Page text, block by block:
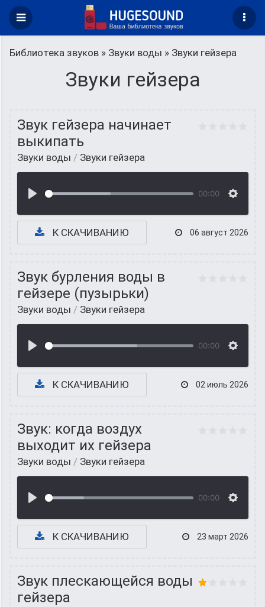
Библиотека звуков » Звуки воды » Звуки гейзера
Звуки гейзера
Звук гейзера начинает
выкипать
Звуки воды / Звуки гейзера
00:00
К СКАЧИВАНИЮ 06 август 2026
Звук бурления воды в
гейзере (пузырьки)
Звуки воды / Звуки гейзера
00:00
К СКАЧИВАНИЮ 02 июль 2026
Звук: когда воздух
выходит их гейзера
Звуки воды / Звуки гейзера
00:00
К СКАЧИВАНИЮ 23 март 2026
Звук плескающейся воды
гейзера